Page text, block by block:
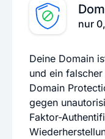
nur
Deine Domain
und ein
Domain
gegen
Faktor-